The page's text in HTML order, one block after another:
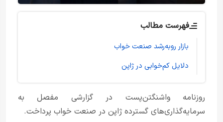
فهرست مطالب
بازار رو‌به‌رشد صنعت خواب
دلایل کم‌خوابی در ژاپن
روزنامه واشنگتن‌پست در گزارشی مفصل به
سرمایه‌گذاری‌های گسترده ژاپن در صنعت خواب پرداخت.